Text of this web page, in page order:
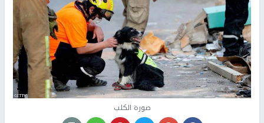
صورة الكلب